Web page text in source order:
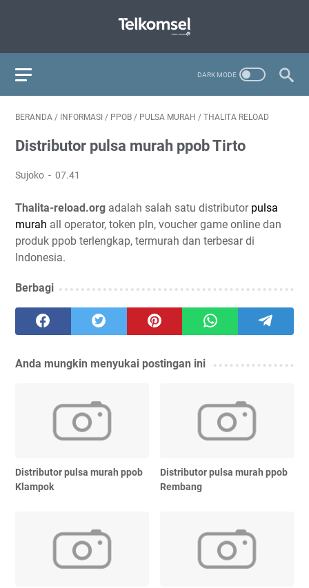
BERANDA / INFORMASI / PPOB / PULSA MURAH / THALITA RELOAD
Distributor pulsa murah ppob Tirto
Sujoko 07.41
Thalita-reload.org adalah salah satu distributor pulsa
murah all operator, token pln, voucher game online dan
produk ppob terlengkap, termurah dan terbesar di
Indonesia.
Berbagi
Anda mungkin menyukai postingan ini
Distributor pulsa murah ppob
Klampok
Distributor pulsa murah ppob
Rembang